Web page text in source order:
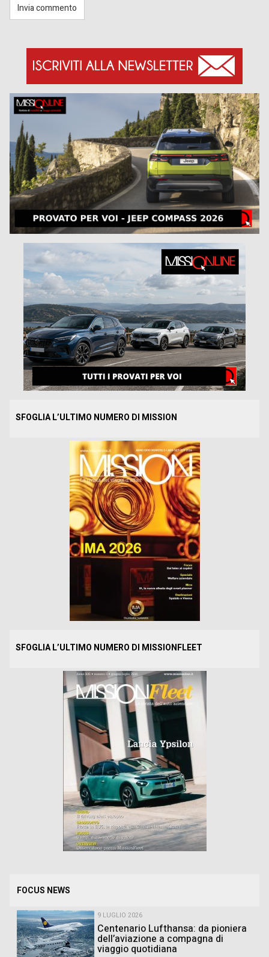
SFOGLIA L’ULTIMO NUMERO DI MISSION
SFOGLIA L’ULTIMO NUMERO DI MISSIONFLEET
FOCUS NEWS
9 LUGLIO 2026
Centenario Lufthansa: da pioniera
dell’aviazione a compagna di
viaggio quotidiana